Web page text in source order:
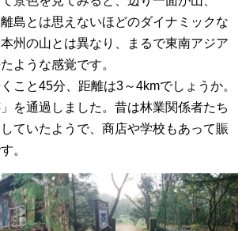
島とは思えないほどのダイナミックな
州の山とは異なり、まるで東南アジア
ような感覚です。
こと45分、距離は3～4kmでしょうか。
」を通過しました。昔は林業関係者たち
ていたようで、商店や学校もあって賑
。